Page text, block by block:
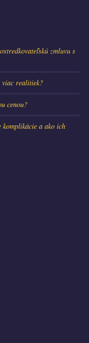
zmluvu s
viac realitiek?
cenou?
komplikácie a ako ich